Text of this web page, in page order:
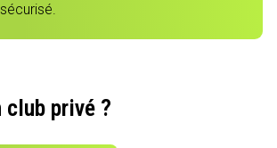
club privé ?